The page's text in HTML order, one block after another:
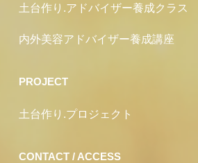
土台作り.アドバイザー養成クラス
内外美容アドバイザー養成講座
PROJECT
土台作り.プロジェクト
CONTACT / ACCESS